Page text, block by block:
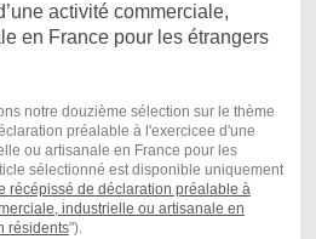
activité commerciale,
en France pour les étrangers
notre douzième sélection sur le thème
préalable à l'exercicee d'une
ou artisanale en France pour les
sélectionné est disponible uniquement
récépissé de déclaration préalable à
industrielle ou artisanale en
résidents") .